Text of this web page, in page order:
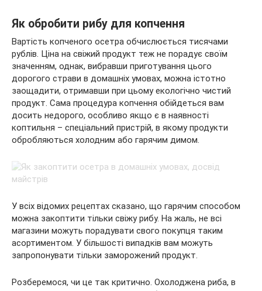
Як обробити рибу для копчення
Вартість копченого осетра обчислюється тисячами
рублів. Ціна на свіжий продукт теж не порадує своїм
значенням, однак, вибравши приготування цього
дорогого страви в домашніх умовах, можна істотно
заощадити, отримавши при цьому екологічно чистий
продукт. Сама процедура копчення обійдеться вам
досить недорого, особливо якщо є в наявності
коптильня – спеціальний пристрій, в якому продукти
обробляються холодним або гарячим димом.
У всіх відомих рецептах сказано, що гарячим способом
можна закоптити тільки свіжу рибу. На жаль, не всі
магазини можуть порадувати свого покупця таким
асортиментом. У більшості випадків вам можуть
запропонувати тільки заморожений продукт.
Розберемося, чи це так критично. Охолоджена риба, в